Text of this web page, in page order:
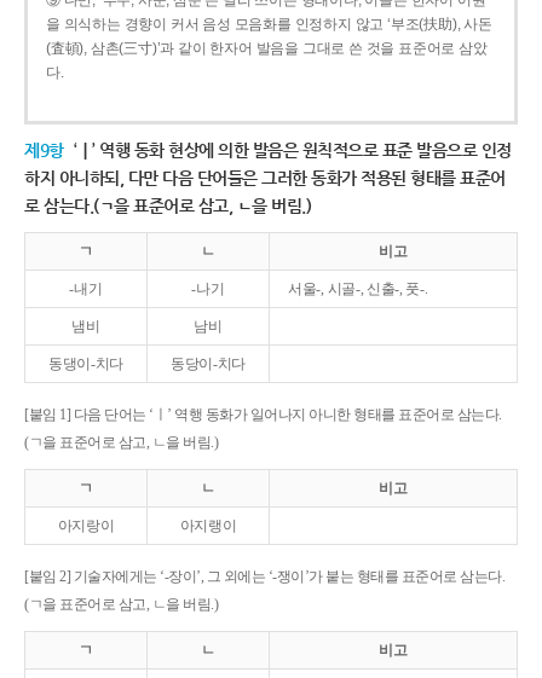
을 의식하는 경향이 커서 음성 모음화를 인정하지 않고 ‘부조(扶助), 사돈
(査頓), 삼촌(三寸)’과 같이 한자어 발음을 그대로 쓴 것을 표준어로 삼았
다.
제9항 ‘ㅣ’ 역행 동화 현상에 의한 발음은 원칙적으로 표준 발음으로 인정
하지 아니하되, 다만 다음 단어들은 그러한 동화가 적용된 형태를 표준어
로 삼는다.(ㄱ을 표준어로 삼고, ㄴ을 버림.)
ㄱ ㄴ 비고
-내기 -나기 서울-, 시골-, 신출-, 풋-.
냄비 남비
동댕이-치다 동당이-치다
[붙임 1] 다음 단어는 ‘ㅣ’ 역행 동화가 일어나지 아니한 형태를 표준어로 삼는다.
(ㄱ을 표준어로 삼고, ㄴ을 버림.)
ㄱ ㄴ 비고
아지랑이 아지랭이
[붙임 2] 기술자에게는 ‘-장이’, 그 외에는 ‘-쟁이’가 붙는 형태를 표준어로 삼는다.
(ㄱ을 표준어로 삼고, ㄴ을 버림.)
ㄱ ㄴ 비고